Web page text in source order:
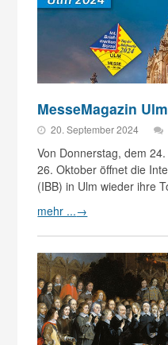
MesseMagazin
20. September 2024
Von Donnerstag, dem
26. Oktober öffnet die
(IBB) in Ulm wieder ihre
mehr ...→